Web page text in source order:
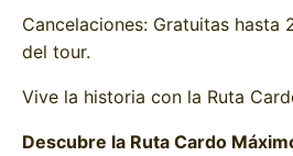
Cancelaciones: Gratuitas hasta
del tour.
Vive la historia con la Ruta
Descubre la Ruta Cardo